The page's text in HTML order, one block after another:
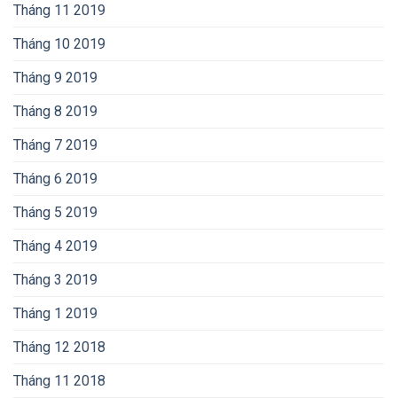
Tháng 11 2019
Tháng 10 2019
Tháng 9 2019
Tháng 8 2019
Tháng 7 2019
Tháng 6 2019
Tháng 5 2019
Tháng 4 2019
Tháng 3 2019
Tháng 1 2019
Tháng 12 2018
Tháng 11 2018